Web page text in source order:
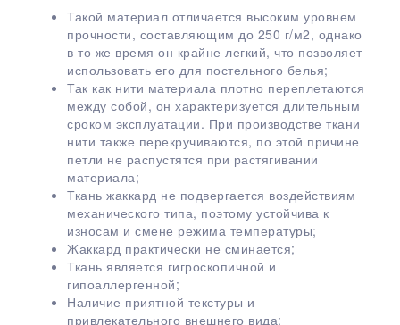
Такой материал отличается высоким уровнем
прочности, составляющим до 250 г/м2, однако
в то же время он крайне легкий, что позволяет
использовать его для постельного белья;
Так как нити материала плотно переплетаются
между собой, он характеризуется длительным
сроком эксплуатации. При производстве ткани
нити также перекручиваются, по этой причине
петли не распустятся при растягивании
материала;
Ткань жаккард не подвергается воздействиям
механического типа, поэтому устойчива к
износам и смене режима температуры;
Жаккард практически не сминается;
Ткань является гигроскопичной и
гипоаллергенной;
Наличие приятной текстуры и
привлекательного внешнего вида;